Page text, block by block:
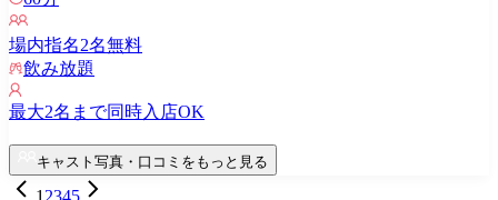
場内指名2名無料
飲み放題
最大2名まで同時入店OK
キャスト写真・口コミをもっと見る
1 2345